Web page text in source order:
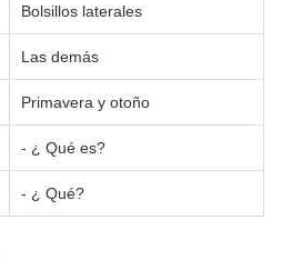
Bolsillos laterales
Las demás
Primavera y otoño
- ¿ Qué es?
- ¿ Qué?